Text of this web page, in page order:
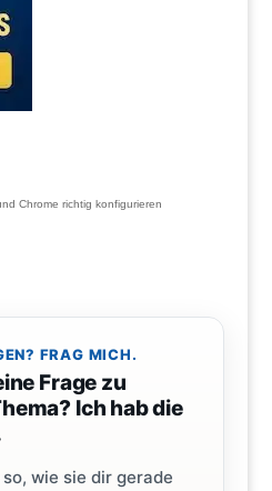
Chrome richtig konfigurieren
FRAG MICH.
Frage zu
Ich hab die
wie sie dir gerade